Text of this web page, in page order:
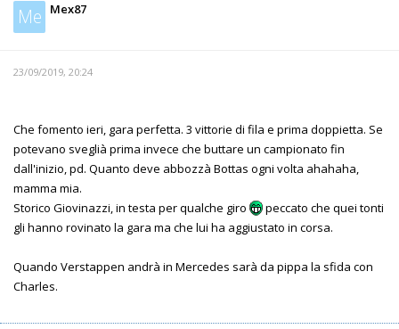
Me Mex87
23/09/2019, 20:24
Che fomento ieri, gara perfetta. 3 vittorie di fila e prima doppietta. Se
potevano sveglià prima invece che buttare un campionato fin
dall'inizio, pd. Quanto deve abbozzà Bottas ogni volta ahahaha,
mamma mia.
Storico Giovinazzi, in testa per qualche giro
peccato che quei tonti
gli hanno rovinato la gara ma che lui ha aggiustato in corsa.
Quando Verstappen andrà in Mercedes sarà da pippa la sfida con
Charles.